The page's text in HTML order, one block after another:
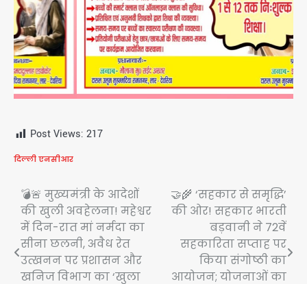
Post Views: 217
दिल्ली एनसीआर
Post
navigation
💣🚨 मुख्यमंत्री के आदेशों
की खुली अवहेलना! महेश्वर
में दिन-रात मां नर्मदा का
सीना छलनी, अवैध रेत
उत्खनन पर प्रशासन और
खनिज विभाग का ‘खुला
🤝🌾 ‘सहकार से समृद्धि’
की ओर! सहकार भारती
बड़वानी ने 72वें
सहकारिता सप्ताह पर
किया संगोष्ठी का
आयोजन; योजनाओं का